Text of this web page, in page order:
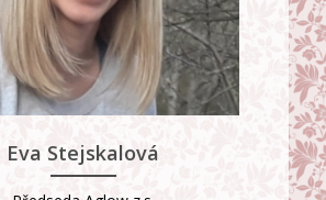
Eva Stejskalová